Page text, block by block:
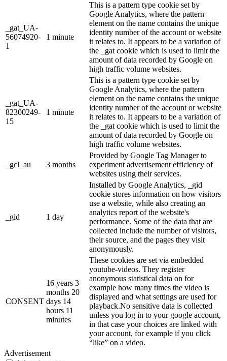
_gat_UA-
56074920-
1
1 minute
This is a pattern type cookie set by
Google Analytics, where the pattern
element on the name contains the unique
identity number of the account or website
it relates to. It appears to be a variation of
the _gat cookie which is used to limit the
amount of data recorded by Google on
high traffic volume websites.
_gat_UA-
82300249-
15
1 minute
This is a pattern type cookie set by
Google Analytics, where the pattern
element on the name contains the unique
identity number of the account or website
it relates to. It appears to be a variation of
the _gat cookie which is used to limit the
amount of data recorded by Google on
high traffic volume websites.
_gcl_au 3 months
Provided by Google Tag Manager to
experiment advertisement efficiency of
websites using their services.
_gid 1 day
Installed by Google Analytics, _gid
cookie stores information on how visitors
use a website, while also creating an
analytics report of the website's
performance. Some of the data that are
collected include the number of visitors,
their source, and the pages they visit
anonymously.
CONSENT
16 years 3
months 20
days 14
hours 11
minutes
These cookies are set via embedded
youtube-videos. They register
anonymous statistical data on for
example how many times the video is
displayed and what settings are used for
playback.No sensitive data is collected
unless you log in to your google account,
in that case your choices are linked with
your account, for example if you click
“like” on a video.
Advertisement